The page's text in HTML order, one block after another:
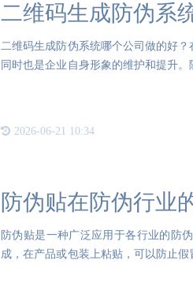
二维码生成防伪系
二维码生成防伪系统哪个公司做的好
同时也是企业自身形象的维护和提升
2026-06-21 10:34
防伪贴在防伪行业
防伪贴是一种广泛应用于各行业的防
成，在产品或包装上粘贴，可以防止